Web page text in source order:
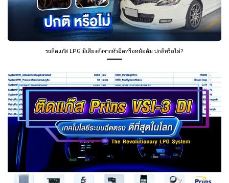
รถติดแก๊ส LPG มีเสียงดังจากหัวฉีดหรือหม้อต้ม ปกติหรือไม่?